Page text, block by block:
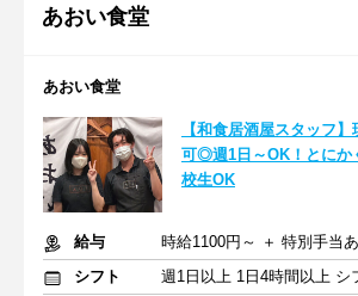
あおい食堂
あおい食堂
【和食居酒屋スタッフ
可◎週1日～OK！とに
校生OK
給与
時給1100円～ ＋ 特別手当
シフト